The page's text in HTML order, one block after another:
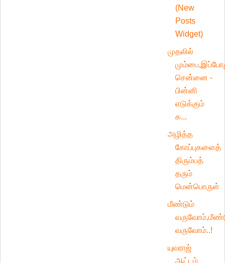
(New
Posts
Widget)
முதலில்
சென்னை -
பின்னி
எடுக்கும்
க...
அழித்த
கோப்புகளைத்
திரும்பத்
தரும்
மென்பொருள்
மீண்டும்
வருவோம்..!
யுவராஜ்
ஆட்டம்